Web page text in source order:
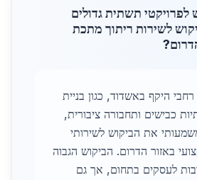
תשתית גדולים
לשירות ריתוך מתכת
היקף באשדוד, כגון בניית
כבישים ותחבורה ציבורית,
את הביקוש לשירותי
באזור הדרום. הביקוש הגבוה
רבות לעסקים בתחום, אך גם